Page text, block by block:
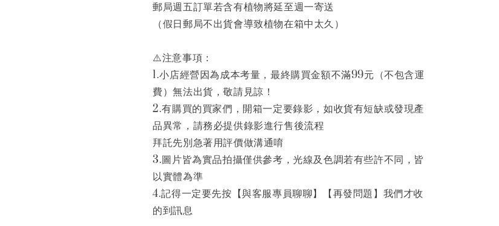
郵局週五訂單若含有植物將延至週一寄送
（假日郵局不出貨會導致植物在箱中太久）
⚠️注意事項：
1.小店經營因為成本考量，最終購買金額不滿99元（不包含運
費）無法出貨，敬請見諒！
2.有購買的買家們，開箱一定要錄影，如收貨有短缺或發現產
品異常，請務必提供錄影進行售後流程
拜託先別急著用評價做溝通唷
3.圖片皆為實品拍攝僅供參考，光線及色調若有些許不同，皆
以實體為準
4.記得一定要先按【與客服專員聊聊】【再發問題】我們才收
的到訊息